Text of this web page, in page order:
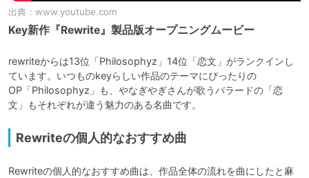
出典： www.youtube.com
Key新作『Rewrite』製品版オープニングムービー
rewriteからは13位「Philosophyz」14位「恋文」がランクインし
ています。いつものkeyらしい作品のテーマにぴったりの
OP「Philosophyz」も、やなぎやぎさんが歌うバラードの「恋
文」もそれぞれが違う魅力のある名曲です。
Rewriteの個人的なおすすめ曲
Rewriteの個人的なおすすめ曲は、作品全体の流れを曲にしたと麻